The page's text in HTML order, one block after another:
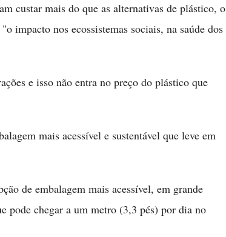
custar mais do que as alternativas de plástico, o
impacto nos ecossistemas sociais, na saúde dos
e isso não entra no preço do plástico que
mais acessível e sustentável que leve em
de embalagem mais acessível, em grande
pode chegar a um metro (3,3 pés) por dia no